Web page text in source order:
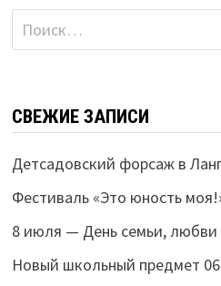
Найти:
СВЕЖИЕ ЗАПИСИ
Детсадовский форсаж в
Фестиваль «Это юность
8 июля — День семьи, любви
Новый школьный предмет